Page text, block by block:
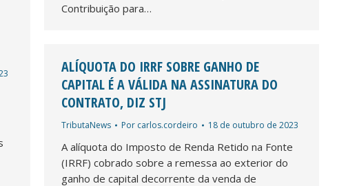
Contribuição para…
ALÍQUOTA DO IRRF SOBRE GANHO DE
CAPITAL É A VÁLIDA NA ASSINATURA DO
CONTRATO, DIZ STJ
TributaNews Por carlos.cordeiro 18 de outubro de 2023
A alíquota do Imposto de Renda Retido na Fonte
(IRRF) cobrado sobre a remessa ao exterior do
ganho de capital decorrente da venda de